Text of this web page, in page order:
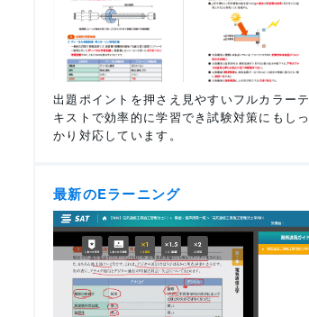
出題ポイントを押さえ見やすいフルカラーテ
キストで効率的に学習でき試験対策にもしっ
かり対応しています。
最新のEラーニング